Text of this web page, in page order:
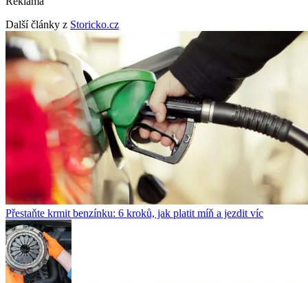
Další články z Storicko.cz
Přestaňte krmit benzínku: 6 kroků, jak platit míň a jezdit víc